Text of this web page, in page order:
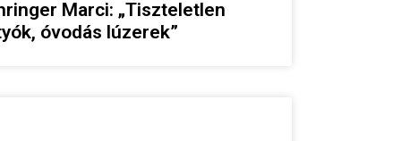
Marci: „Tiszteletlen
óvodás lúzerek”